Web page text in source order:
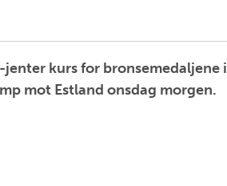
jenter kurs for bronsemedaljene i
mot Estland onsdag morgen.